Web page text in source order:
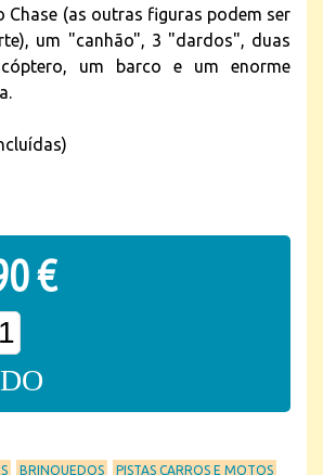
Chase (as outras figuras podem ser
um "canhão", 3 "dardos", duas
um barco e um enorme
€
BRINQUEDOS PISTAS CARROS E MOTOS